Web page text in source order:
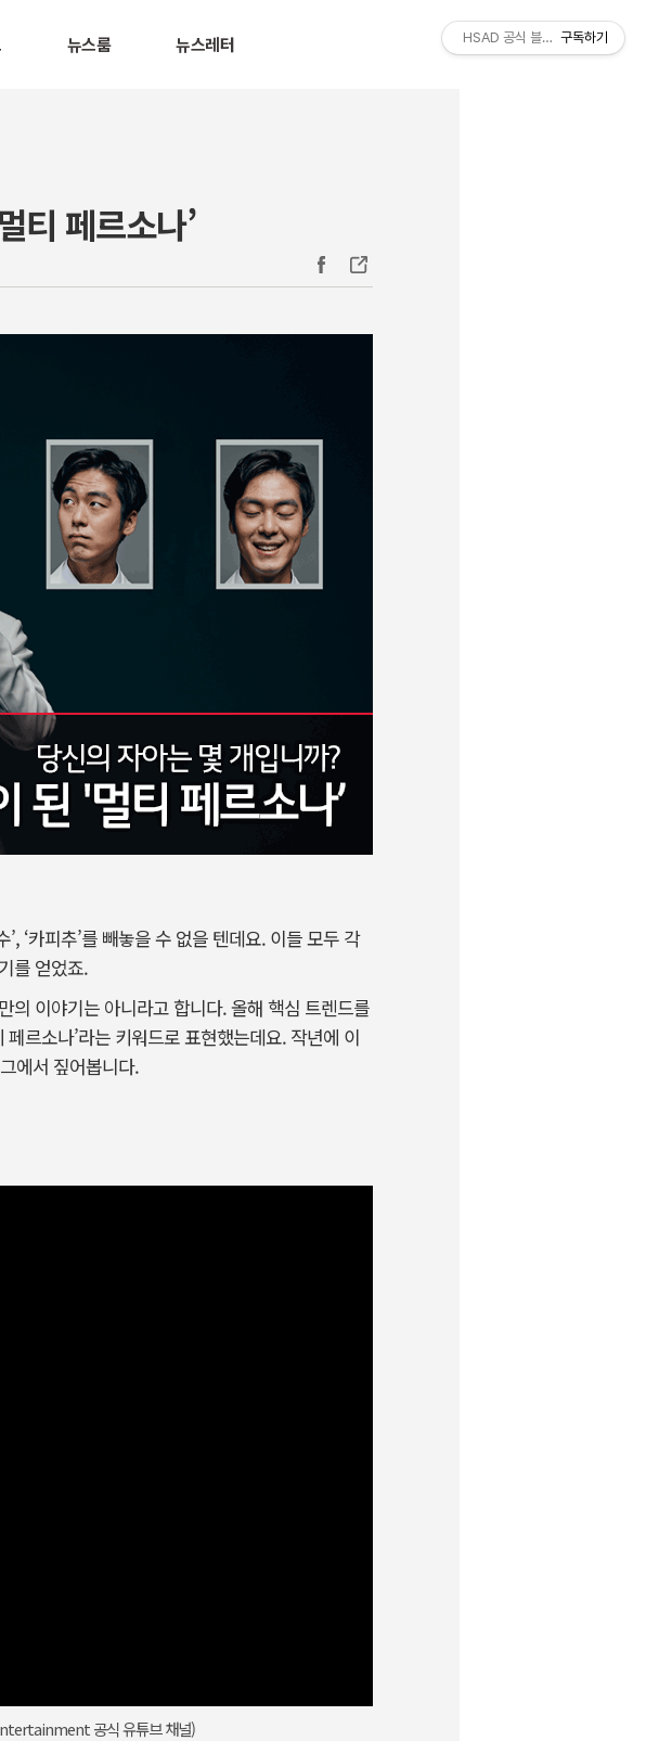
뉴스룸 뉴스레터
티 페르소나’
‘카피추’를 빼놓을 수 없을 텐데요. 이들 모두 각
를 얻었죠.
의 이야기는 아니라고 합니다. 올해 핵심 트렌드를
르소나’라는 키워드로 표현했는데요. 작년에 이
에서 짚어봅니다.
공식 유튜브 채널)
HSAD 공식 블로그 HSADzine
구독하기